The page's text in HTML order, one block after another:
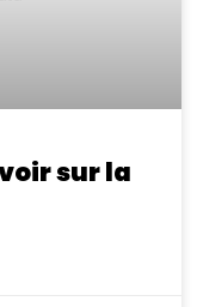
sur la